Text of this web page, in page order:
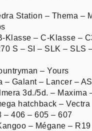
Station – Thema –
Klasse – C-Klasse –
S – SI – SLK – SLS
– Yours
– Galant – Lancer –
3d./5d. – Maxima
hatchback – Vectra
– 406 – 605 – 607
– Mégane – R19